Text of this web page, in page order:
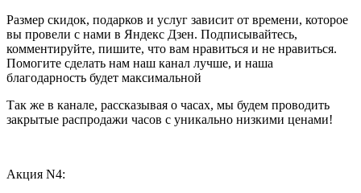
Размер скидок, подарков и услуг зависит от времени, которое
вы провели с нами в Яндекс Дзен. Подписывайтесь,
комментируйте, пишите, что вам нравиться и не нравиться.
Помогите сделать нам наш канал лучше, и наша
благодарность будет максимальной
Так же в канале, рассказывая о часах, мы будем проводить
закрытые распродажи часов с уникально низкими ценами!
Акция N4: